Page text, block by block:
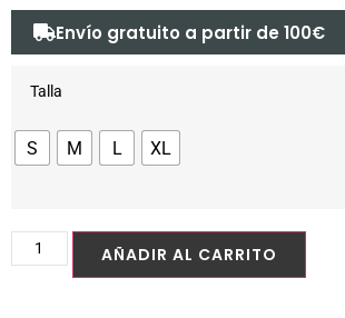
Envío gratuito a partir de 100€
Talla
S M L XL
AÑADIR AL CARRITO